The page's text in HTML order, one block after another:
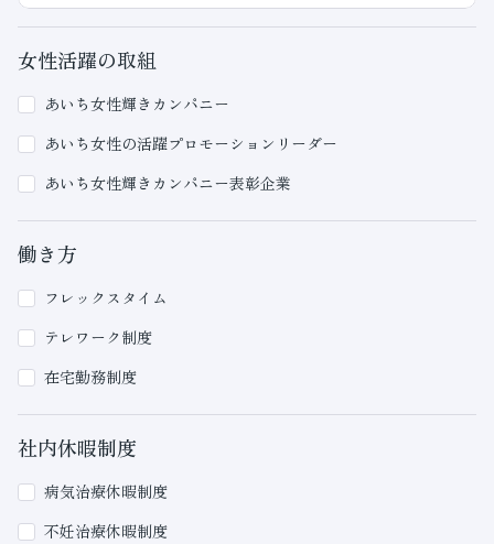
女性活躍の取組
あいち女性輝きカンパニー
あいち女性の活躍プロモーションリーダー
あいち女性輝きカンパニー表彰企業
働き方
フレックスタイム
テレワーク制度
在宅勤務制度
社内休暇制度
病気治療休暇制度
不妊治療休暇制度